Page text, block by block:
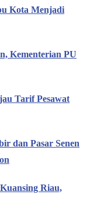
Kota Menjadi
Kementerian PU
Tarif Pesawat
dan Pasar Senen
Riau,